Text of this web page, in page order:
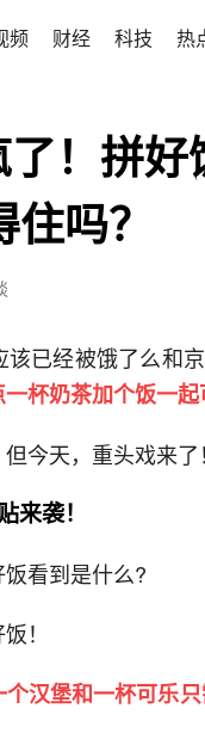
频 财经 科技 热
！拼
吗？
已经被饿了么和
一杯奶茶加个饭一起
今天，重头戏来
来袭！
看到是什么?
！
个汉堡和一杯可乐